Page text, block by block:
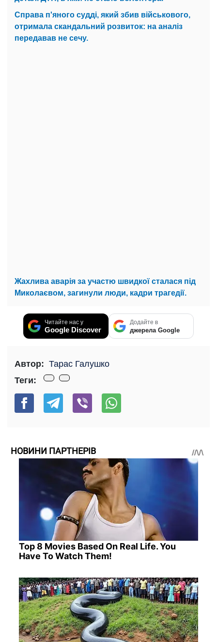
Справа п'яного судді, який збив військового,
отримала скандальний розвиток: на аналіз
передавав не сечу.
Жахлива аварія за участю швидкої сталася під
Миколаєвом, загинули люди, кадри трагедії.
Читайте нас у
Google Discover
Додайте в
джерела Google
Автор: Тарас Галушко
Теги:
НОВИНИ ПАРТНЕРІВ
Top 8 Movies Based On Real Life. You
Have To Watch Them!